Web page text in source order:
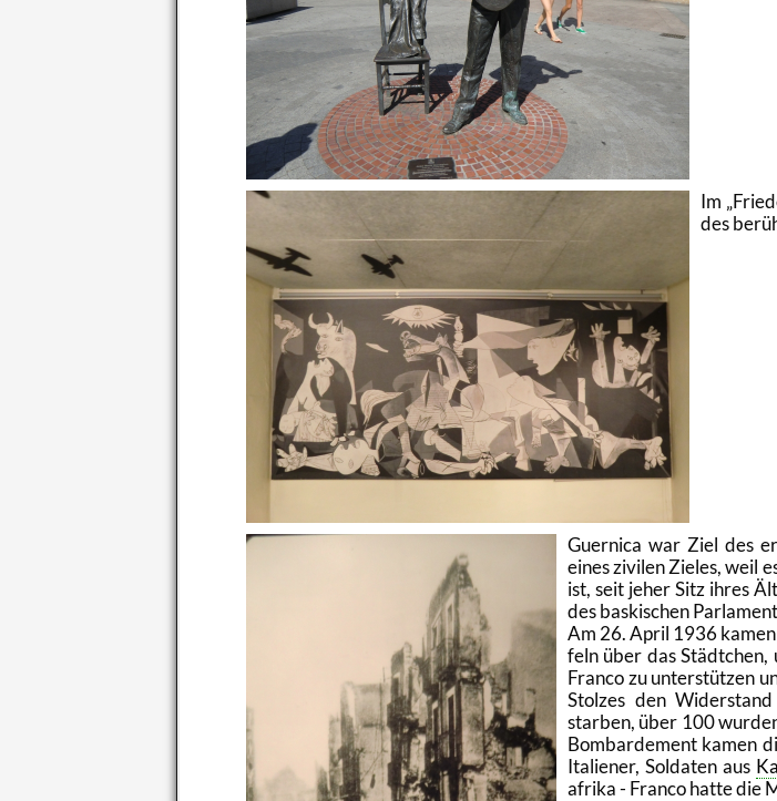
Im
des
Guer­ni­ca war Ziel des
eines zi­vi­len Zie­les, weil
ist, seit jeher Sitz ihres
des bas­ki­schen
Am 26. April 1936
feln über das Städt­chen,
Fran­co zu un­ter­stüt­zen
Stol­zes den
star­ben, über 100
Bom­bar­de­ment kamen
Ita­lie­ner, Sol­da­ten aus
afri­ka - Fran­co hatte die